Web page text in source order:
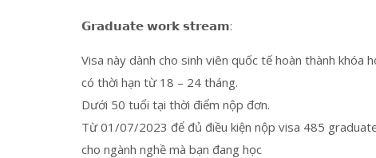
𝗚𝗿𝗮𝗱𝘂𝗮𝘁𝗲 𝘄𝗼𝗿𝗸 𝘀𝘁𝗿𝗲𝗮𝗺:
Visa này dành cho sinh viên quốc tế hoàn thành khóa
có thời hạn từ 18 – 24 tháng.
Dưới 50 tuổi tại thời điểm nộp đơn.
Từ 01/07/2023 để đủ điều kiện nộp visa 485
cho ngành nghề mà bạn đang học